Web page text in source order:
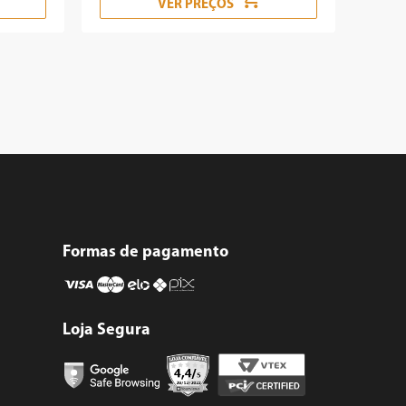
VER PREÇOS
Formas de pagamento
Loja Segura